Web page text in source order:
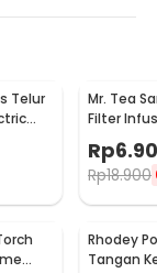
Telur
Mr. Tea
Filter
Chilling
Rp
Rp18.900
Rhodey
Tangan